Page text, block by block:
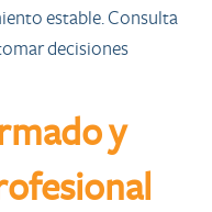
estable. Consulta
decisiones
y